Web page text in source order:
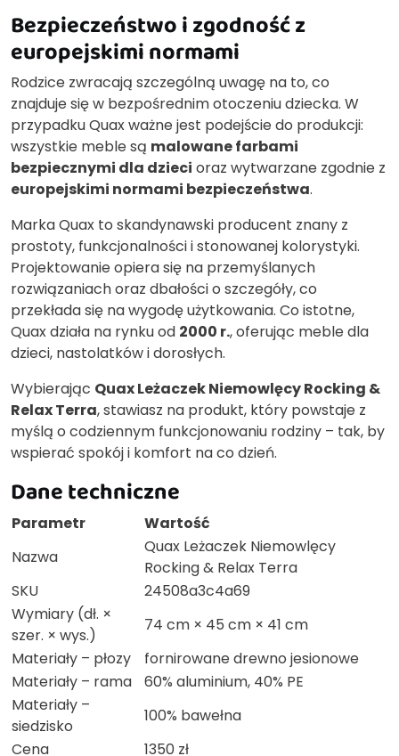
Bezpieczeństwo i zgodność z
europejskimi normami
Rodzice zwracają szczególną uwagę na to, co
znajduje się w bezpośrednim otoczeniu dziecka. W
przypadku Quax ważne jest podejście do produkcji:
wszystkie meble są malowane farbami
bezpiecznymi dla dzieci oraz wytwarzane zgodnie z
europejskimi normami bezpieczeństwa.
Marka Quax to skandynawski producent znany z
prostoty, funkcjonalności i stonowanej kolorystyki.
Projektowanie opiera się na przemyślanych
rozwiązaniach oraz dbałości o szczegóły, co
przekłada się na wygodę użytkowania. Co istotne,
Quax działa na rynku od 2000 r., oferując meble dla
dzieci, nastolatków i dorosłych.
Wybierając Quax Leżaczek Niemowlęcy Rocking &
Relax Terra, stawiasz na produkt, który powstaje z
myślą o codziennym funkcjonowaniu rodziny – tak, by
wspierać spokój i komfort na co dzień.
Dane techniczne
Parametr
Wartość
Nazwa
Quax Leżaczek Niemowlęcy
Rocking & Relax Terra
SKU
24508a3c4a69
Wymiary (dł. ×
szer. × wys.)
74 cm × 45 cm × 41 cm
Materiały – płozy
fornirowane drewno jesionowe
Materiały – rama
60% aluminium, 40% PE
Materiały –
siedzisko
100% bawełna
Cena
1350 zł